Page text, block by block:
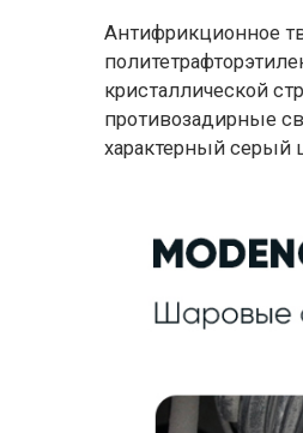
Антифрикционное
кристаллической
противозадирные
характерный серый